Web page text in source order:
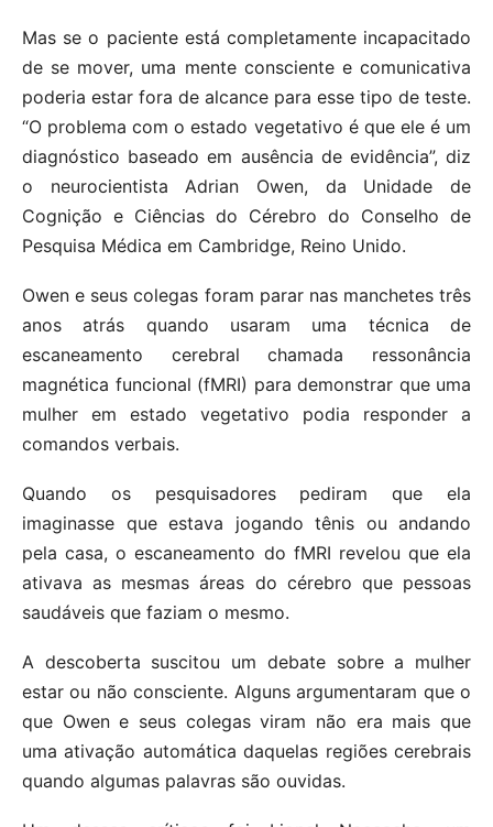
Mas se o paciente está completamente incapacitado
de se mover, uma mente consciente e comunicativa
poderia estar fora de alcance para esse tipo de teste.
“O problema com o estado vegetativo é que ele é um
diagnóstico baseado em ausência de evidência”, diz
o neurocientista Adrian Owen, da Unidade de
Cognição e Ciências do Cérebro do Conselho de
Pesquisa Médica em Cambridge, Reino Unido.
Owen e seus colegas foram parar nas manchetes três
anos atrás quando usaram uma técnica de
escaneamento cerebral chamada ressonância
magnética funcional (fMRI) para demonstrar que uma
mulher em estado vegetativo podia responder a
comandos verbais.
Quando os pesquisadores pediram que ela
imaginasse que estava jogando tênis ou andando
pela casa, o escaneamento do fMRI revelou que ela
ativava as mesmas áreas do cérebro que pessoas
saudáveis que faziam o mesmo.
A descoberta suscitou um debate sobre a mulher
estar ou não consciente. Alguns argumentaram que o
que Owen e seus colegas viram não era mais que
uma ativação automática daquelas regiões cerebrais
quando algumas palavras são ouvidas.